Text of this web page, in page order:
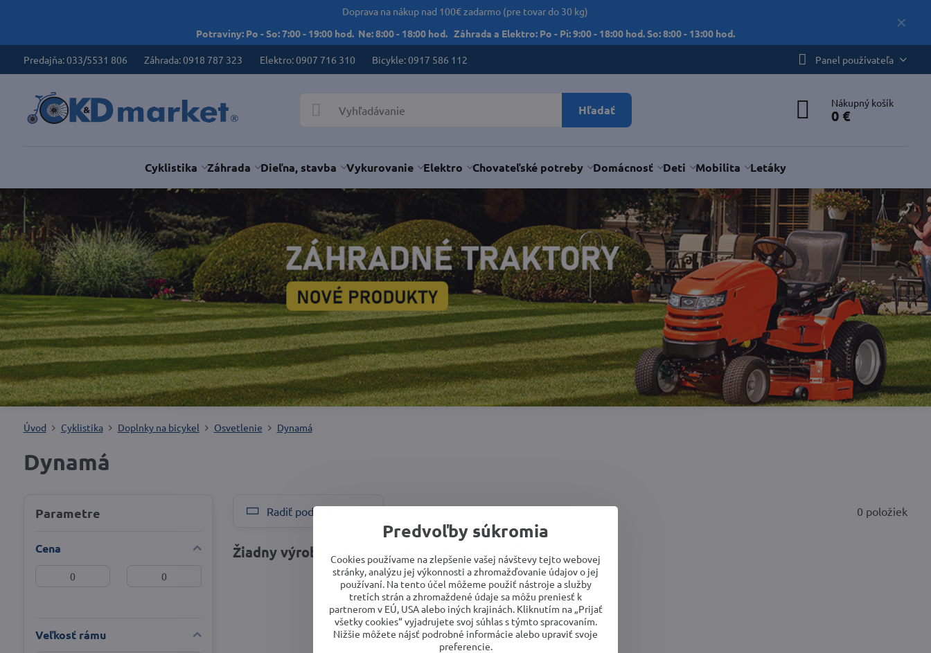
✕
Doprava na nákup nad 100€ zadarmo (pre tovar do 30 kg)
Potraviny: Po - So: 7:00 - 19:00 hod. Ne: 8:00 - 18:00 hod. Záhrada a Elektro: Po - Pi: 9:00 - 18:00 hod. So: 8:00 - 13:00 hod.
Predajňa: 033/5531 806 Záhrada: 0918 787 323 Elektro: 0907 716 310 Bicykle: 0917 586 112 Panel používateľa
Hľadať Nákupný košík
0 €
Cyklistika Záhrada Dieľna, stavba Vykurovanie Elektro Chovateľské potreby Domácnosť Deti Mobilita Letáky
Úvod Cyklistika Doplnky na bicykel Osvetlenie Dynamá
Dynamá
Radiť podľa: Cena 0 položiek
Parametre
Cena
Veľkosť rámu
Predvoľby súkromia
Cookies používame na zlepšenie vašej návštevy tejto webovej
stránky, analýzu jej výkonnosti a zhromažďovanie údajov o jej
používaní. Na tento účel môžeme použiť nástroje a služby
tretích strán a zhromaždené údaje sa môžu preniesť k
partnerom v EÚ, USA alebo iných krajinách. Kliknutím na „Prijať
všetky cookies“ vyjadrujete svoj súhlas s týmto spracovaním.
Nižšie môžete nájsť podrobné informácie alebo upraviť svoje
preferencie.